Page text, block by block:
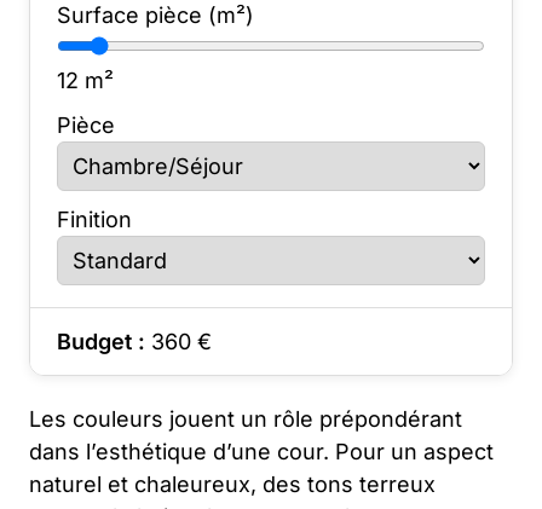
Surface pièce (m²)
12 m²
Pièce
Finition
Budget : 360 €
Les couleurs jouent un rôle prépondérant
dans l’esthétique d’une cour. Pour un aspect
naturel et chaleureux, des tons terreux